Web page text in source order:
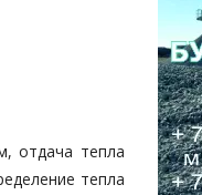
отдача тепла
тепла